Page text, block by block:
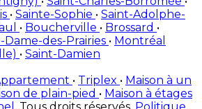
• Sainte-Sophie • Saint-Adolphe-
• Boucherville • Brossard •
Dame-des-Prairies • Montréal
• Saint-Damien
• Triplex • Maison à un
de plain-pied • Maison à étages
. Tous droits réservés. Politique